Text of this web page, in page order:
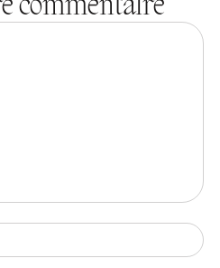
commentaire